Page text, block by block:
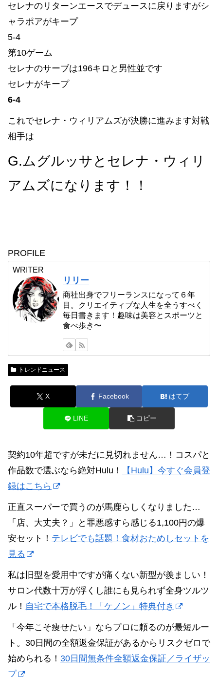
セレナのリターンエースでデュースに戻りますがシ
ャラポアがキープ
5-4
第10ゲーム
セレナのサーブは196キロと男性並です
セレナがキープ
6-4
これでセレナ・ウィリアムズが決勝に進みます対戦
相手は
G.ムグルッサとセレナ・ウィリ
アムズになります！！
PROFILE
WRITER
リリー
商社出身でフリーランスになって６年
目。クリエイティブな人生を全うすべく
毎日書きます！趣味は美容とスポーツと
食べ歩き〜
トレンドニュース
X Facebook はてブ
LINE コピー
契約10年超ですが未だに見切れません…！コスパと
作品数で選ぶなら絶対Hulu！
【Hulu】今すぐ会員登
録はこちら
正直スーパーで買うのが馬鹿らしくなりました…
「店、大丈夫？」と罪悪感すら感じる1,100円の爆
安セット！ テレビでも話題！食材おためしセットを
見る
私は旧型を愛用中ですが痛くない新型が羨ましい！
サロン代数十万が浮くし誰にも見られず全身ツルツ
ル！ 自宅で本格脱毛！「ケノン」特典付き
「今年こそ痩せたい」ならプロに頼るのが最短ルー
ト。30日間の全額返金保証があるからリスクゼロで
始められる！ 30日間無条件全額返金保証／ライザッ
プ